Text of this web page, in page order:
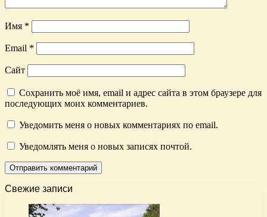
Имя *
Email *
Сайт
Сохранить моё имя, email и адрес сайта в этом браузере для
последующих моих комментариев.
Уведомить меня о новых комментариях по email.
Уведомлять меня о новых записях почтой.
Свежие записи